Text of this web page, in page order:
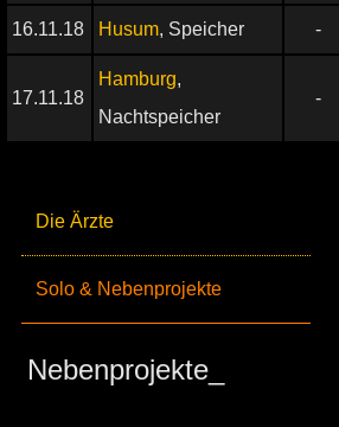
Die Ärzte
Solo & Nebenprojekte
Nebenprojekte_
16.11.18 Husum, Speicher -
17.11.18
Hamburg,
Nachtspeicher
-